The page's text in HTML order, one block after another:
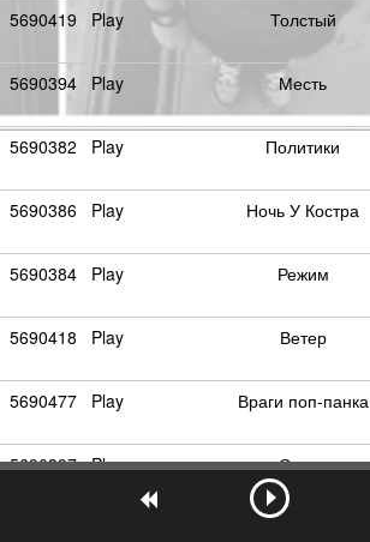
5690419
Play Толстый
5690394
Play Месть
5690382
Play Политики
5690386
Play Ночь У Костра
5690384
Play Режим
5690418
Play Ветер
5690477
Play Враги поп-панка
5690397 Play Слеза